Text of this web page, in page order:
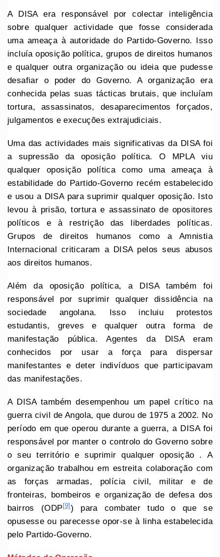
A DISA era responsável por colectar inteligência
sobre qualquer actividade que fosse considerada
uma ameaça à autoridade do Partido-Governo. Isso
incluía oposição política, grupos de direitos humanos
e qualquer outra organização ou ideia que pudesse
desafiar o poder do Governo. A organização era
conhecida pelas suas tácticas brutais, que incluíam
tortura, assassinatos, desaparecimentos forçados,
julgamentos e execuções extrajudiciais.
Uma das actividades mais significativas da DISA foi
a supressão da oposição política. O MPLA viu
qualquer oposição política como uma ameaça à
estabilidade do Partido-Governo recém estabelecido
e usou a DISA para suprimir qualquer oposição. Isto
levou à prisão, tortura e assassinato de opositores
políticos e à restrição das liberdades políticas.
Grupos de direitos humanos como a Amnistia
Internacional criticaram a DISA pelos seus abusos
aos direitos humanos.
Além da oposição política, a DISA também foi
responsável por suprimir qualquer dissidência na
sociedade angolana. Isso incluiu protestos
estudantis, greves e qualquer outra forma de
manifestação pública. Agentes da DISA eram
conhecidos por usar a força para dispersar
manifestantes e deter indivíduos que participavam
das manifestações.
A DISA também desempenhou um papel crítico na
guerra civil de Angola, que durou de 1975 a 2002. No
período em que operou durante a guerra, a DISA foi
responsável por manter o controlo do Governo sobre
o seu território e suprimir qualquer oposição . A
organização trabalhou em estreita colaboração com
as forças armadas, polícia civil, militar e de
fronteiras, bombeiros e organização de defesa dos
bairros (ODP[9]) para combater tudo o que se
opusesse ou parecesse opor-se à linha estabelecida
pelo Partido-Governo.